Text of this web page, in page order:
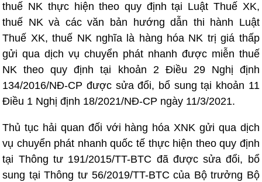
thuế NK thực hiện theo quy định tại Luật Thuế XK,
thuế NK và các văn bản hướng dẫn thi hành Luật
Thuế XK, thuế NK nghĩa là hàng hóa NK trị giá thấp
gửi qua dịch vụ chuyển phát nhanh được miễn thuế
NK theo quy định tại khoản 2 Điều 29 Nghị định
134/2016/NĐ-CP được sửa đổi, bổ sung tại khoản 11
Điều 1 Nghị định 18/2021/NĐ-CP ngày 11/3/2021.
Thủ tục hải quan đối với hàng hóa XNK gửi qua dịch
vụ chuyển phát nhanh quốc tế thực hiện theo quy định
tại Thông tư 191/2015/TT-BTC đã được sửa đổi, bổ
sung tại Thông tư 56/2019/TT-BTC của Bộ trưởng Bộ